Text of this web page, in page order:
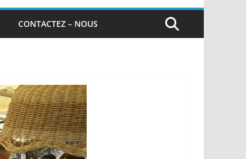
CONTACTEZ – NOUS